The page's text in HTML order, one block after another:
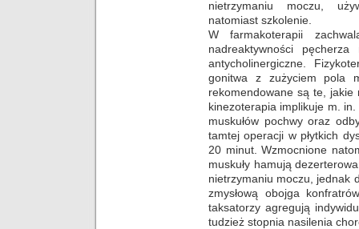
nietrzymaniu moczu,
natomiast szkolenie.
W farmakoterapii
nadreaktywności
antycholinergiczne.
gonitwa z zużyciem pola
rekomendowane są te,
kinezoterapia implikuje m.
muskułów pochwy oraz
tamtej operacji w płytkich
20 minut. Wzmocnione
muskuły hamują
nietrzymaniu moczu, jednak
zmysłową obojga
taksatorzy agregują
tudzież stopnia nasilenia